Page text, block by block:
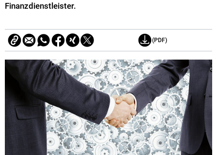
Finanzdienstleister.
(PDF)